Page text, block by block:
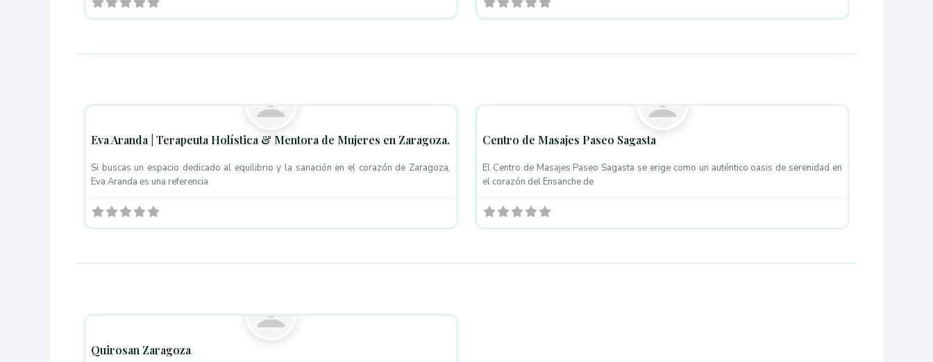
Eva Aranda | Terapeuta Holística & Mentora de Mujeres en Zaragoza.
Si buscas un espacio dedicado al equilibrio y la sanación en el corazón de Zaragoza,
Eva Aranda es una referencia
Centro de Masajes Paseo Sagasta
El Centro de Masajes Paseo Sagasta se erige como un auténtico oasis de serenidad en
el corazón del Ensanche de
Quirosan Zaragoza